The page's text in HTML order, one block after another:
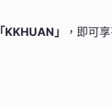
「KKHUAN」 ，即可